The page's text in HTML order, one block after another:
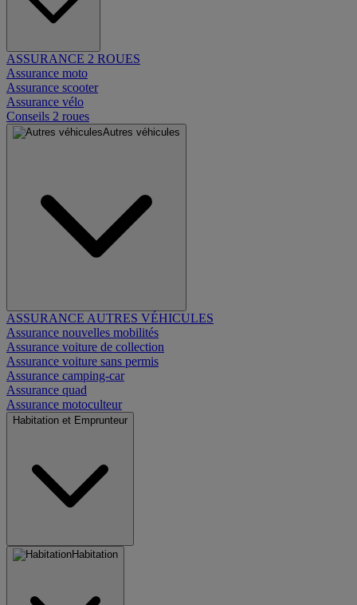
ASSURANCE 2 ROUES
Assurance moto
Assurance scooter
Assurance vélo
Conseils 2 roues
Autres véhicules
ASSURANCE AUTRES VÉHICULES
Assurance nouvelles mobilités
Assurance voiture de collection
Assurance voiture sans permis
Assurance camping-car
Assurance quad
Assurance motoculteur
Habitation et Emprunteur
Habitation